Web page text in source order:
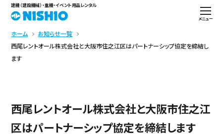
建機（建設機械）・重機・イベント用品レンタル
メニュー
ホーム
お知らせ一覧
西尾レントオール株式会社と大阪市住之江区はパートナーシップ協定を締結し
ます
西尾レントオール株式会社と大阪市住之江
区はパートナーシップ協定を締結します